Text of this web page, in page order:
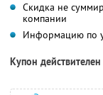
Скидка не
компании
Информацию по
Купон